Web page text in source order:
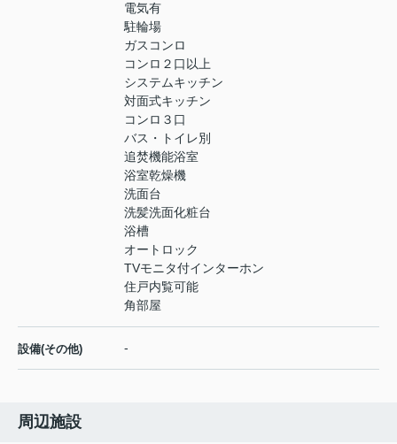
電気有
駐輪場
ガスコンロ
コンロ２口以上
システムキッチン
対面式キッチン
コンロ３口
バス・トイレ別
追焚機能浴室
浴室乾燥機
洗面台
洗髪洗面化粧台
浴槽
オートロック
TVモニタ付インターホン
住戸内覧可能
角部屋
設備(その他) -
周辺施設